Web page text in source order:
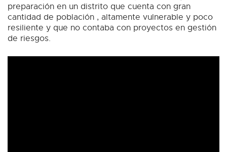
preparación en un distrito que cuenta con gran
cantidad de población , altamente vulnerable y poco
resiliente y que no contaba con proyectos en gestión
de riesgos.